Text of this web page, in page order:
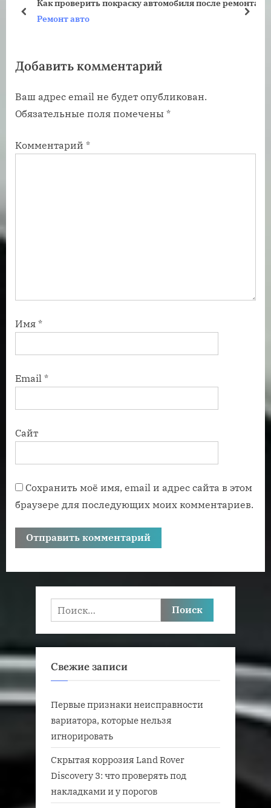
щ
з
п
и
ь
з
п
и
ь
Как проверить покраску автомобиля после ремонта
Ремонт авто
пред
Добавить комментарий
Ваш адрес email не будет опубликован.
Обязательные поля помечены *
Комментарий *
Имя *
Email *
Сайт
Сохранить моё имя, email и адрес сайта в этом
браузере для последующих моих комментариев.
Найти:
Свежие записи
Первые признаки неисправности
вариатора, которые нельзя
игнорировать
Скрытая коррозия Land Rover
Discovery 3: что проверять под
накладками и у порогов